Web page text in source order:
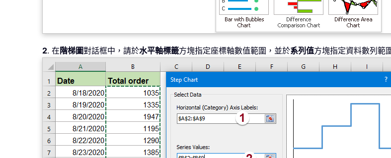
2. 在 階梯圖對話框中，請於水平軸標籤方塊指定座標軸數值範圍，並於系列值方塊指定資料數列範